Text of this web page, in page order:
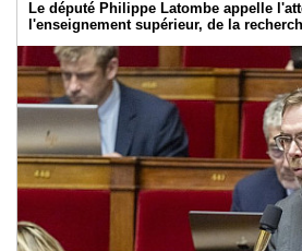
Le député Philippe Latombe appelle
l'enseignement supérieur, de la